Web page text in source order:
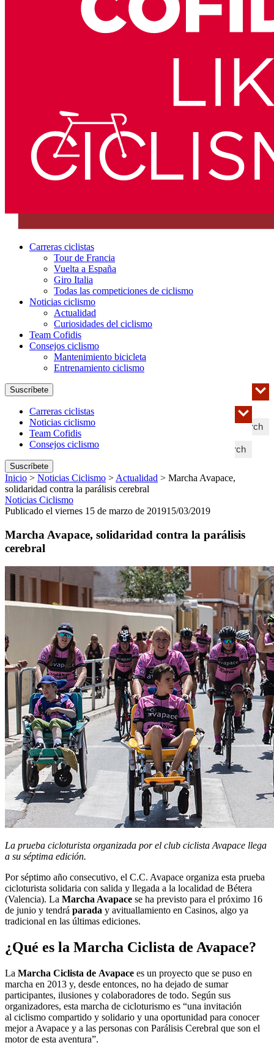
Carreras ciclistas
Tour de Francia
Vuelta a España
Giro Italia
Todas las competiciones de ciclismo
Noticias ciclismo
Actualidad
Curiosidades del ciclismo
Team Cofidis
Consejos ciclismo
Mantenimiento bicicleta
Entrenamiento ciclismo
Search
Suscríbete
Search
Carreras ciclistas
Noticias ciclismo
Team Cofidis
Consejos ciclismo
Suscríbete
Inicio > Noticias Ciclismo > Actualidad > Marcha Avapace,
solidaridad contra la parálisis cerebral
Noticias Ciclismo
Publicado el viernes 15 de marzo de 201915/03/2019
Marcha Avapace, solidaridad contra la parálisis
cerebral
La prueba cicloturista organizada por el club ciclista Avapace llega
a su séptima edición.
Por séptimo año consecutivo, el C.C. Avapace organiza esta prueba
cicloturista solidaria con salida y llegada a la localidad de Bétera
(Valencia). La Marcha Avapace se ha previsto para el próximo 16
de junio y tendrá parada y avituallamiento en Casinos, algo ya
tradicional en las últimas ediciones.
¿Qué es la Marcha Ciclista de Avapace?
La Marcha Ciclista de Avapace es un proyecto que se puso en
marcha en 2013 y, desde entonces, no ha dejado de sumar
participantes, ilusiones y colaboradores de todo. Según sus
organizadores, esta marcha de cicloturismo es “una invitación
al ciclismo compartido y solidario y una oportunidad para conocer
mejor a Avapace y a las personas con Parálisis Cerebral que son el
motor de esta aventura”.